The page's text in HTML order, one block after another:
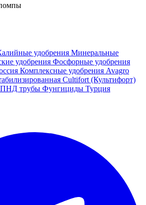
удобрения Минеральные
удобрения Фосфорные удобрения
Комплексные удобрения Avagro
Cultifort (Культифорт)
ПНД трубы Фунгициды Турция